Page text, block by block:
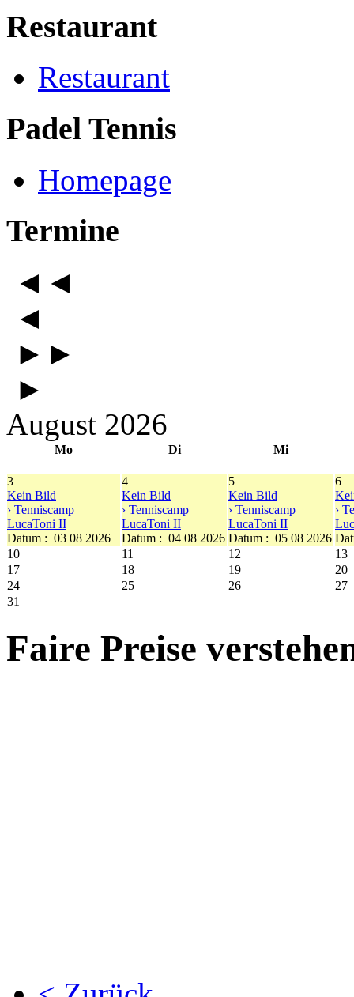
Restaurant
Restaurant
Padel Tennis
Homepage
Termine
◄◄
◄
►►
►
August 2026
Mo Di Mi
3
Kein Bild
› Tenniscamp
LucaToni II
Datum : 03 08 2026
4
Kein Bild
› Tenniscamp
LucaToni II
Datum : 04 08 2026
5
Kein Bild
› Tenniscamp
LucaToni II
Datum : 05 08 2026
6
›
10
11 12
13
17
18 19
20
24
25 26
27
31
Faire Preise